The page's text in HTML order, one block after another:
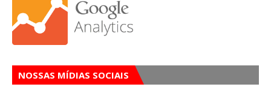
NOSSAS MÍDIAS SOCIAIS